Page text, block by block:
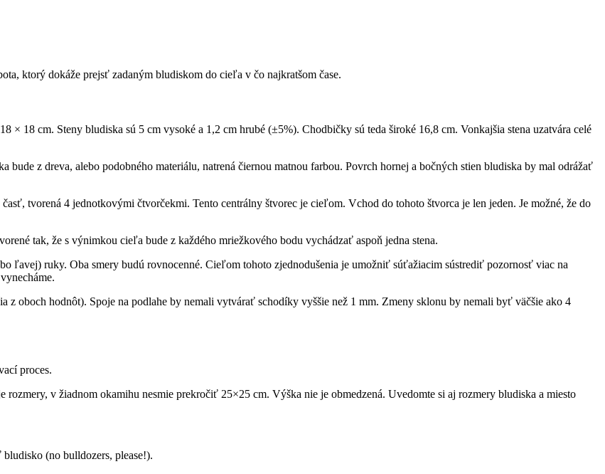
ktorý dokáže prejsť zadaným bludiskom do cieľa v čo najkratšom čase.
× 18 cm. Steny bludiska sú 5 cm vysoké a 1,2 cm hrubé (±5%). Chodbičky sú teda široké 16,8 cm. Vonkajšia stena uzatvára celé
bude z dreva, alebo podobného materiálu, natrená čiernou matnou farbou. Povrch hornej a bočných stien bludiska by mal odrážať
tvorená 4 jednotkovými čtvorčekmi. Tento centrálny štvorec je cieľom. Vchod do tohoto štvorca je len jeden. Je možné, že do
tak, že s výnimkou cieľa bude z každého mriežkového bodu vychádzať aspoň jedna stena.
ľavej) ruky. Oba smery budú rovnocenné. Cieľom tohoto zjednodušenia je umožniť súťažiacim sústrediť pozornosť viac na
z oboch hodnôt). Spoje na podlahe by nemali vytvárať schodíky vyššie než 1 mm. Zmeny sklonu by nemali byť väčšie ako 4
proces.
v žiadnom okamihu nesmie prekročiť 25×25 cm. Výška nie je obmedzená. Uvedomte si aj rozmery bludiska a miesto
(no bulldozers, please!).